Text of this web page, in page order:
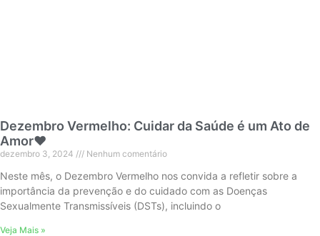
Dezembro Vermelho: Cuidar da Saúde é um Ato de
Amor❤️
dezembro 3, 2024 Nenhum comentário
Neste mês, o Dezembro Vermelho nos convida a refletir sobre a
importância da prevenção e do cuidado com as Doenças
Sexualmente Transmissíveis (DSTs), incluindo o
Veja Mais »